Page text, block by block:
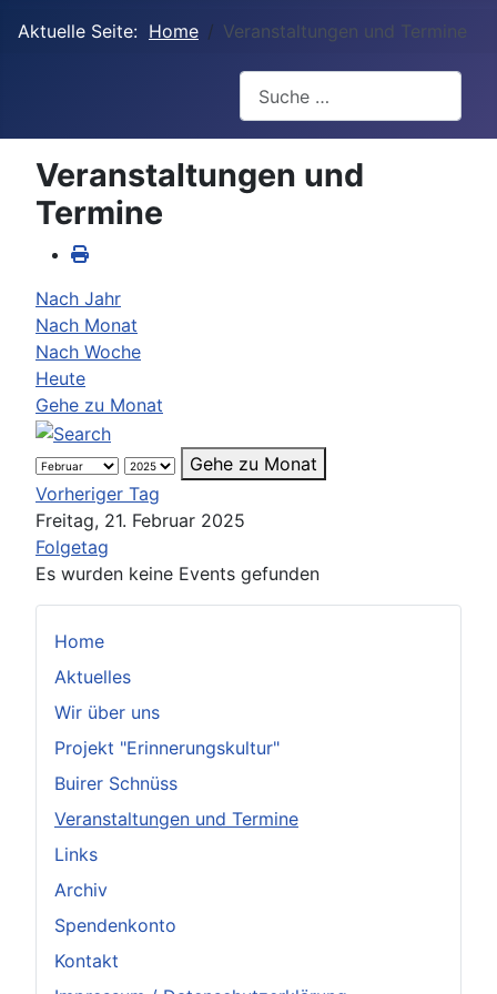
Aktuelle Seite: Home Veranstaltungen und Termine
Home
Aktuelles
Wir über uns
Projekt "Erinnerungskultur"
Buirer Schnüss
Veranstaltungen und Termine
Links
Archiv
Spendenkonto
Kontakt
Veranstaltungen und
Termine
Nach Jahr
Nach Monat
Nach Woche
Heute
Gehe zu Monat
Gehe zu Monat
Vorheriger Tag
Freitag, 21. Februar 2025
Folgetag
Es wurden keine Events gefunden